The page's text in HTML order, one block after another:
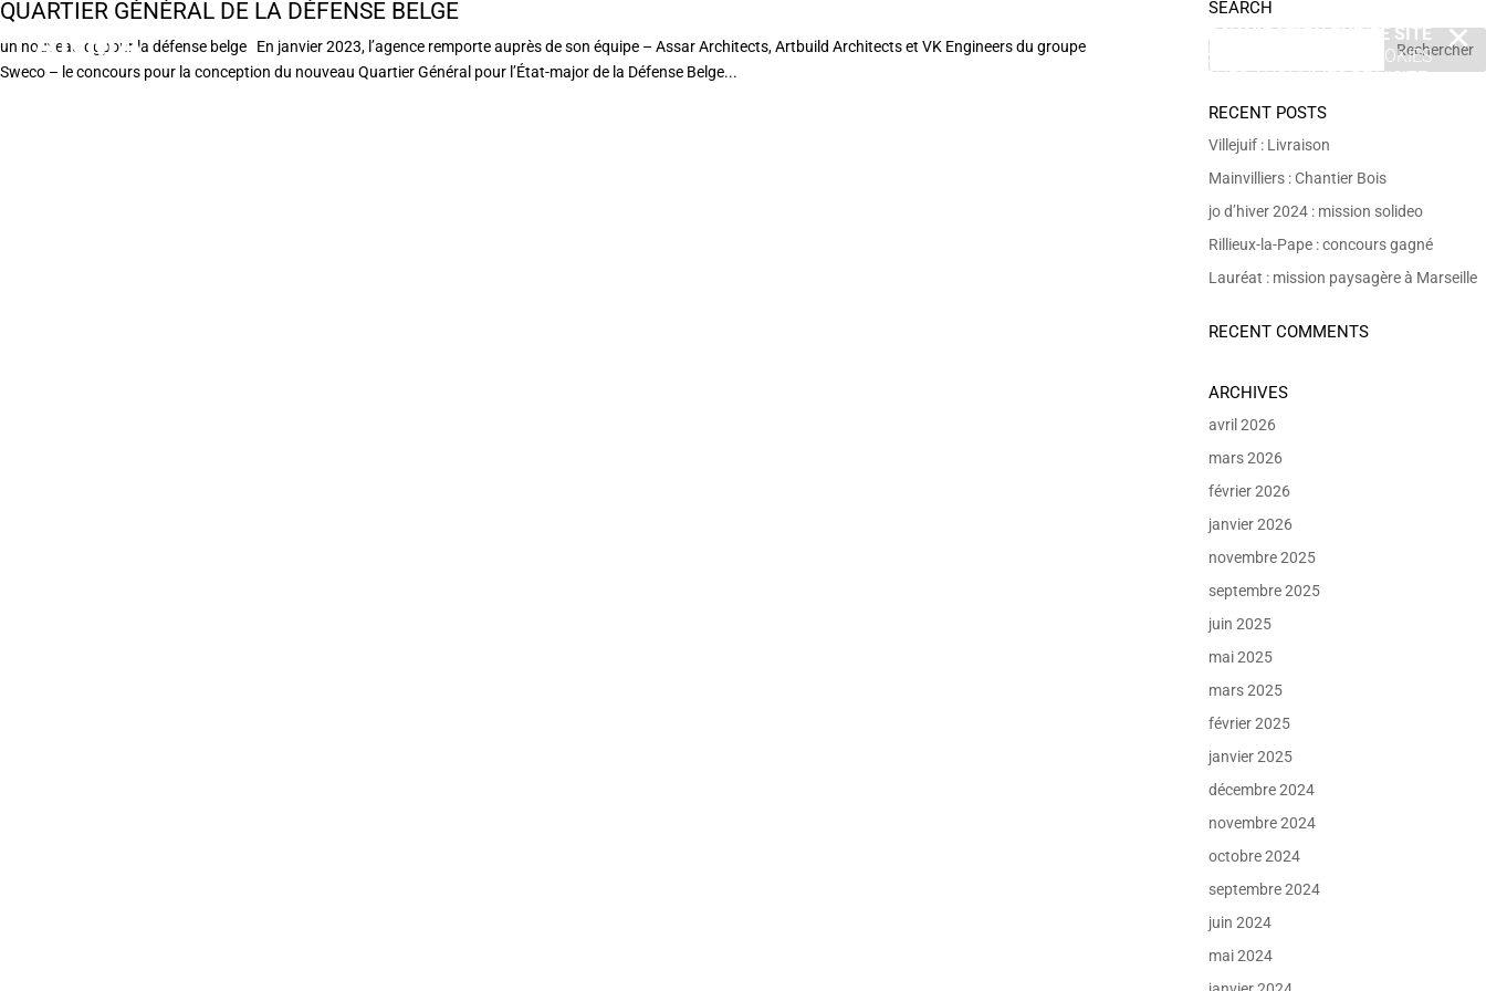
QUARTIER GÉNÉRAL DE LA DÉFENSE BELGE
un nouveau qgpour la défense belge En janvier 2023, l’agence remporte auprès de son équipe – Assar Architects, Artbuild Architects et VK Engineers du groupe
Sweco – le concours pour la conception du nouveau Quartier Général pour l’État-major de la Défense Belge...
SEARCH
RECENT POSTS
Villejuif : Livraison
Mainvilliers : Chantier Bois
jo d’hiver 2024 : mission solideo
Rillieux-la-Pape : concours gagné
Lauréat : mission paysagère à Marseille
RECENT COMMENTS
ARCHIVES
avril 2026
mars 2026
février 2026
janvier 2026
novembre 2025
septembre 2025
juin 2025
mai 2025
mars 2025
février 2025
janvier 2025
décembre 2024
novembre 2024
octobre 2024
septembre 2024
juin 2024
mai 2024
EN POURSUIVANT VOTRE NAVIGATION SUR CE SITE
VOUS ACCEPTEZ L’UTILISATION DE COOKIES
AFIN DE RÉALISER DES STATISTIQUES ANONYMES DE VISITE.
X